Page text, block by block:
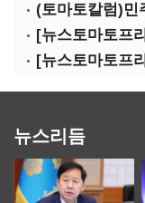
(토마토칼럼)민
[뉴스토마토프
[뉴스토마토프
뉴스리듬